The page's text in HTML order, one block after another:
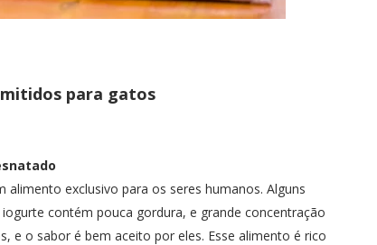
para gatos
exclusivo para os seres humanos. Alguns
contém pouca gordura, e grande concentração
e o sabor é bem aceito por eles. Esse alimento é rico